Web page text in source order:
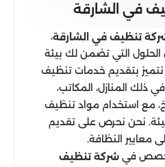
في الشارقة
تنظيف في الشارقة،
التي تضمن لك بيئة
بتقديم خدمات تنظيف
ذلك المنازل، المكاتب،
مع استخدام مواد تنظيف
نحن نحرص على تقديم
معايير النظافة.
في شركة تنظيف